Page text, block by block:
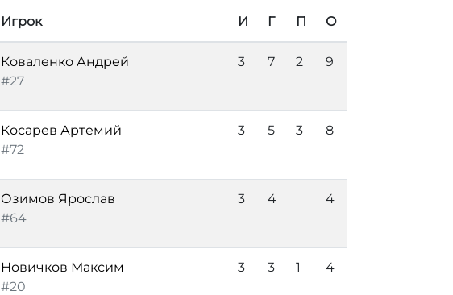
Игрок И Г П О
Коваленко Андрей
#27
3 7 2 9
Косарев Артемий
#72
3 5 3 8
Озимов Ярослав
#64
3 4 4
Новичков Максим
#20
3 3 1 4